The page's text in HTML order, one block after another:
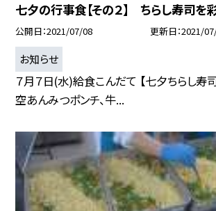
七夕の行事食【その２】 ちらし寿司を彩
公開日 2021/07/08 更新日 2021/
お知らせ
７月７日(水)給食こんだて 【七夕ちらし寿
空あんみつポンチ、牛...